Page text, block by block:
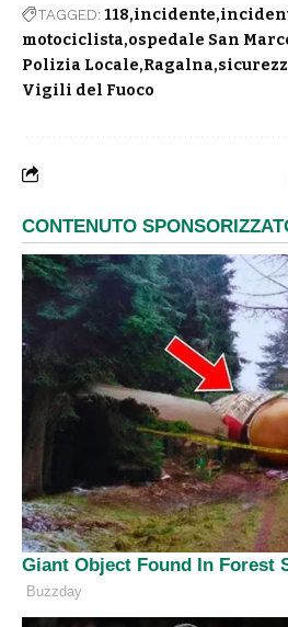
TAGGED:118 incidente
motociclista ospedale San
Polizia Locale Ragalna
Vigili del Fuoco